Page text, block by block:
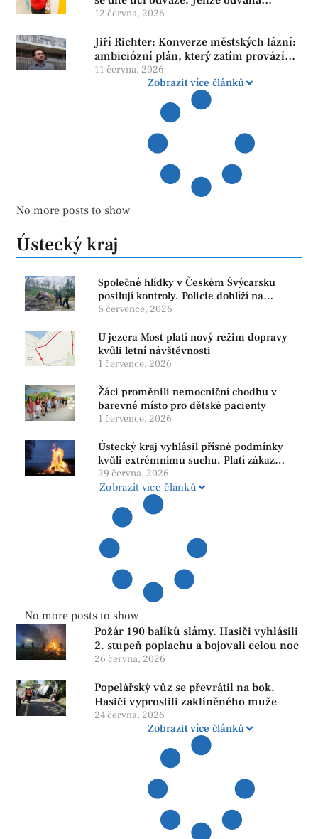
neroste tam, kde se bojí udělat chybu.
12 června, 2026
Jiří Richter: Konverze městských lázní:
ambiciózní plán, který zatím provází
více otazníků než jistot
11 června, 2026
Zobrazit více článků
No more posts to show
Ústecký kraj
Společné hlídky v Českém Švýcarsku
posilují kontroly. Policie dohlíží na
bezpečnost i ochranu přírody
6 července, 2026
U jezera Most platí nový režim dopravy
kvůli letní návštěvnosti
1 července, 2026
Žáci proměnili nemocniční chodbu v
barevné místo pro dětské pacienty
1 července, 2026
Ústecký kraj vyhlásil přísné podmínky
kvůli extrémnímu suchu. Platí zákaz
ohňů i pyrotechniky
29 června, 2026
Zobrazit více článků
No more posts to show
Požár 190 balíků slámy. Hasiči vyhlásili
2. stupeň poplachu a bojovali celou noc
26 června, 2026
Popelářský vůz se převrátil na bok.
Hasiči vyprostili zaklíněného muže
24 června, 2026
Zobrazit více článků